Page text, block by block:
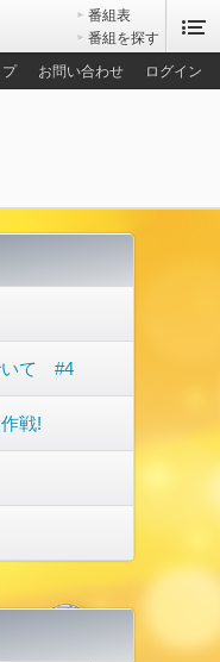
番組表
番組を探す
お問い合わせ ログイン
いて #4
戦!